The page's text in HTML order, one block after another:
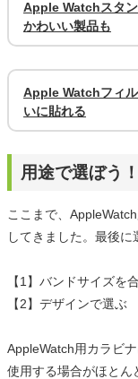
Apple Watchスタン
かわいい製品も
Apple Watchフィ
いに貼れる
用途で選ぼう！
ここまで、
してきました。最後に
【1】バンドサイズを
【2】デザインで選ぶ
AppleWatch用カラビ
使用する場合がほとん